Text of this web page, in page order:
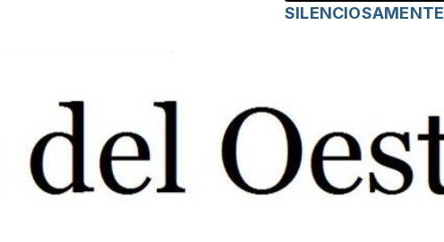
SILENCIOSAMENTE